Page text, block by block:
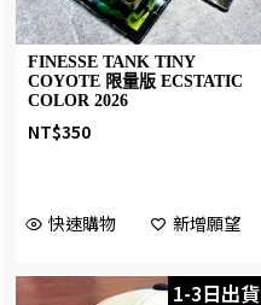
FINESSE TANK TINY
COYOTE 限量版 ECSTATIC
COLOR 2026
NT$350
快速購物 新增願望
1-3日出貨